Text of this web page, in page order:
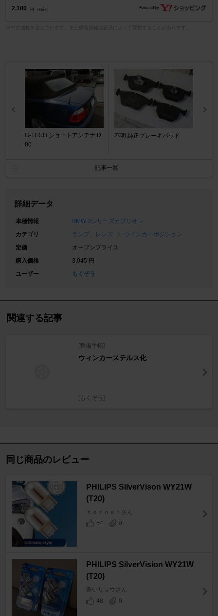
2,180 円 （税込）
G-TECH ショートアンテナ D
80
不明 純正ブレーキパッド
記事一覧
詳細データ
車種情報
BMW 3シリーズカブリオレ
カテゴリ
ランプ、レンズ
ウインカーポジション
定価
オープンプライス
購入価格
3,045 円
ユーザー
もくぞう
関連する記事
[整備手帳]
ウィンカーステルス化
[もくぞう]
同じ商品のレビュー
PHILIPS SilverVison WY21W
(T20)
ｈｏｒｎｅｔさん
54
0
PHILIPS SilverVision WY21W
(T20)
蒼いリョウさん
48
0